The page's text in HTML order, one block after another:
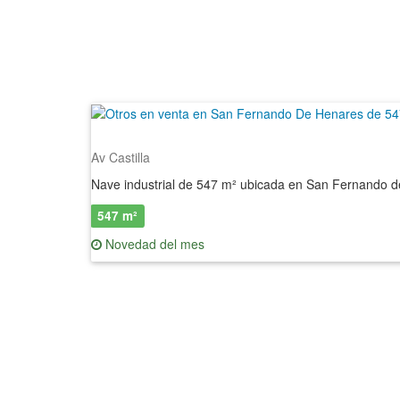
Av Castilla
547 m²
Novedad del mes